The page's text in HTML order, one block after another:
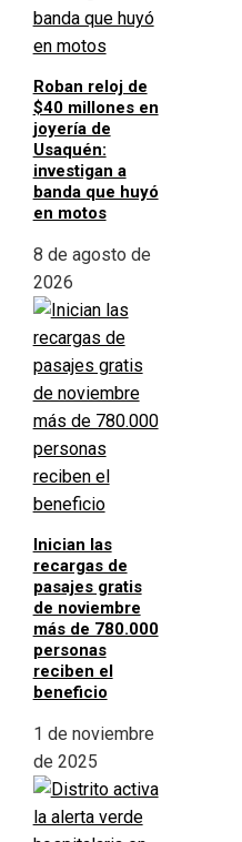
Roban reloj de
$40 millones en
joyería de
Usaquén:
investigan a
banda que huyó
en motos
8 de agosto de
2026
Inician las
recargas de
pasajes gratis
de noviembre
más de 780.000
personas
reciben el
beneficio
1 de noviembre
de 2025